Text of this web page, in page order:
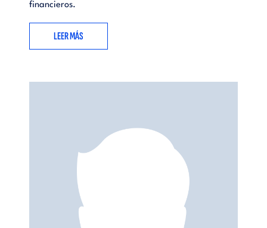
financieros.
LEER MÁS